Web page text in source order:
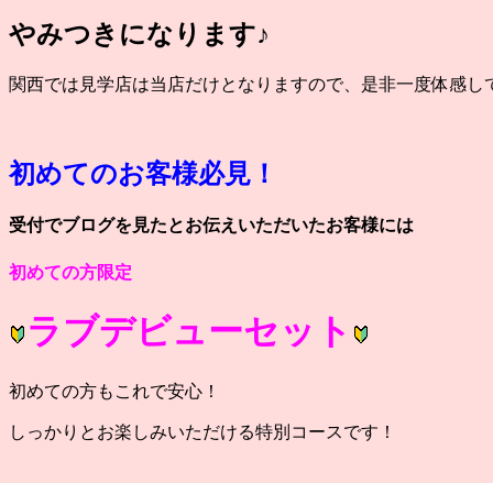
やみつきになります♪
関西では見学店は当店だけとなりますので、是非一度体感し
初めてのお客様必見！
受付でブログを見たとお伝えいただいたお客様には
初めての方限定
ラブデビューセット
初めての方もこれで安心！
しっかりとお楽しみいただける特別コースです！